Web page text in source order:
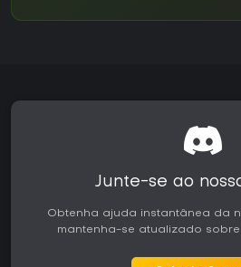
Junte-se ao
Obtenha ajuda instantânea da
mantenha-se atualizado